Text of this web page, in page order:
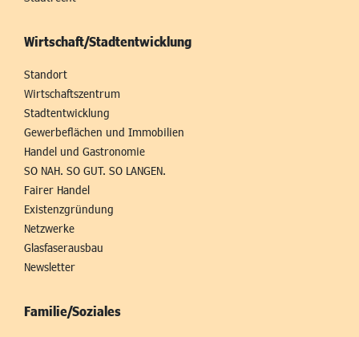
Wirtschaft/Stadtentwicklung
Standort
Wirtschaftszentrum
Stadtentwicklung
Gewerbeflächen und Immobilien
Handel und Gastronomie
SO NAH. SO GUT. SO LANGEN.
Fairer Handel
Existenzgründung
Netzwerke
Glasfaserausbau
Newsletter
Familie/Soziales